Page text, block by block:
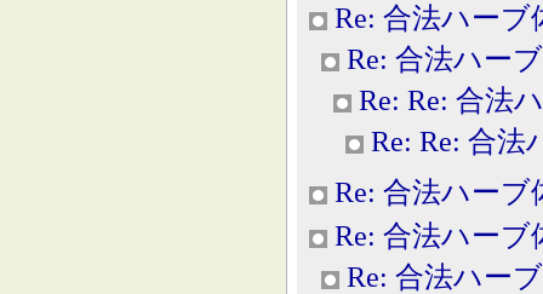
Re: 合法ハーブ
Re: 合法ハー
Re: Re: 合法
Re: Re: 合法
Re: 合法ハーブ
Re: 合法ハーブ
Re: 合法ハー